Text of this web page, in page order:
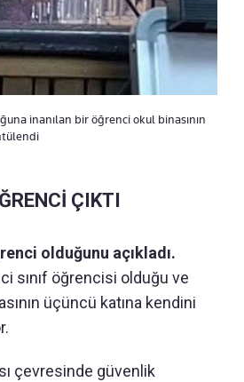
inanılan bir öğrenci okul binasının
ÇIKTI
olduğunu açıkladı.
sınıf öğrencisi olduğu ve
üçüncü katına kendini
çevresinde güvenlik